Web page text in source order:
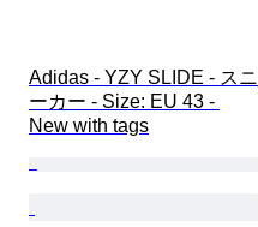
Adidas - YZY SLIDE - スニ
ーカー - Size: EU 43 -
New with tags